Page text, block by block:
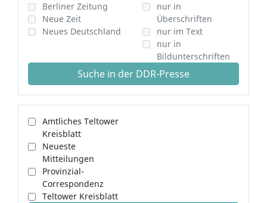
Berliner Zeitung
Neue Zeit
Neues Deutschland
nur in
Überschriften
nur im Text
nur in
Bildunterschriften
Suche in der DDR-Presse
Amtliches Teltower
Kreisblatt
Neueste
Mitteilungen
Provinzial-
Correspondenz
Teltower Kreisblatt